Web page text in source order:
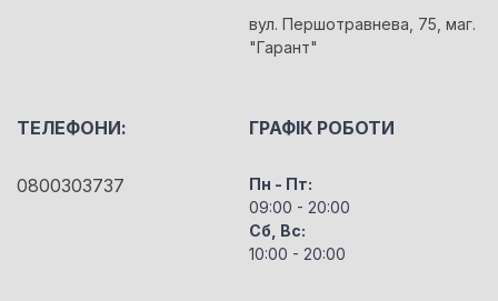
вул. Першотравнева, 75, маг.
"Гарант"
ТЕЛЕФОНИ:
0800303737
ГРАФІК РОБОТИ
Пн - Пт:
09:00 - 20:00
Сб, Вс:
10:00 - 20:00